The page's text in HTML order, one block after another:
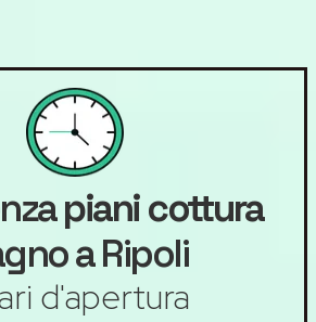
piani cottura
a Ripoli
d'apertura